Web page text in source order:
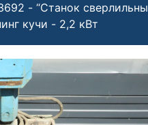
- “Станок
кучи - 2,2 кВт